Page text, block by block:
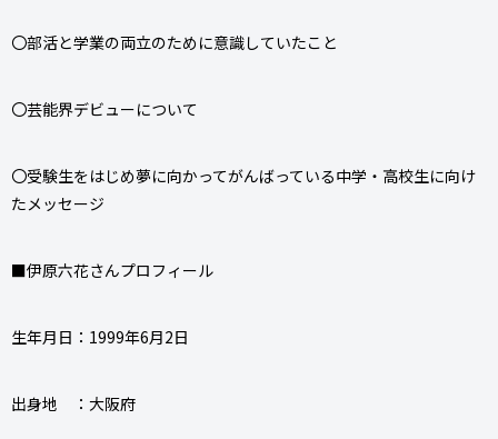
〇部活と学業の両立のために意識していたこと
〇芸能界デビューについて
〇受験生をはじめ夢に向かってがんばっている中学・高校生に向け
たメッセージ
■伊原六花さんプロフィール
生年月日：1999年6月2日
出身地 ：大阪府